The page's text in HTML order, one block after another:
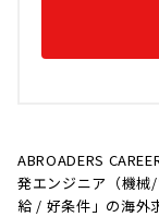
ABROADERS
発エンジニア（機
給 / 好条件」の海外